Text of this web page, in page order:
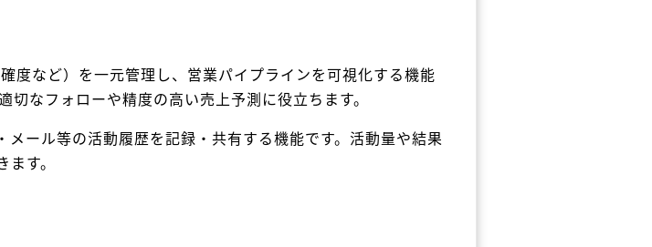
度など）を一元管理し、営業パイプラインを可視化する機能
なフォローや精度の高い売上予測に役立ちます。
ール等の活動履歴を記録・共有する機能です。活動量や結果
す。